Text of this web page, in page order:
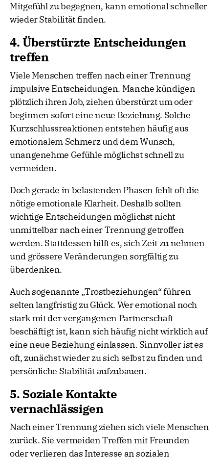
Mitgefühl zu begegnen, kann emotional schneller
wieder Stabilität finden.
4. Überstürzte Entscheidungen
treffen
Viele Menschen treffen nach einer Trennung
impulsive Entscheidungen. Manche kündigen
plötzlich ihren Job, ziehen überstürzt um oder
beginnen sofort eine neue Beziehung. Solche
Kurzschlussreaktionen entstehen häufig aus
emotionalem Schmerz und dem Wunsch,
unangenehme Gefühle möglichst schnell zu
vermeiden.
Doch gerade in belastenden Phasen fehlt oft die
nötige emotionale Klarheit. Deshalb sollten
wichtige Entscheidungen möglichst nicht
unmittelbar nach einer Trennung getroffen
werden. Stattdessen hilft es, sich Zeit zu nehmen
und grössere Veränderungen sorgfältig zu
überdenken.
Auch sogenannte „Trostbeziehungen“ führen
selten langfristig zu Glück. Wer emotional noch
stark mit der vergangenen Partnerschaft
beschäftigt ist, kann sich häufig nicht wirklich auf
eine neue Beziehung einlassen. Sinnvoller ist es
oft, zunächst wieder zu sich selbst zu finden und
persönliche Stabilität aufzubauen.
5. Soziale Kontakte
vernachlässigen
Nach einer Trennung ziehen sich viele Menschen
zurück. Sie vermeiden Treffen mit Freunden
oder verlieren das Interesse an sozialen